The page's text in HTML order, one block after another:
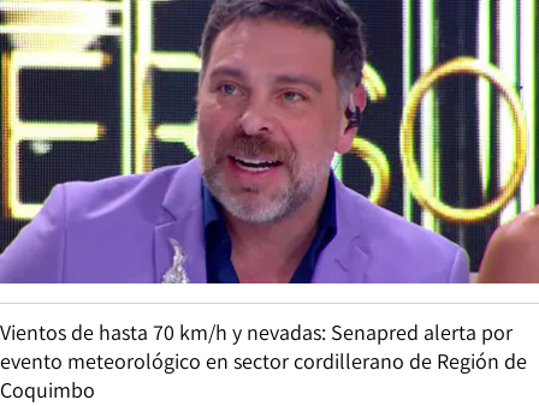
Vientos de hasta 70 km/h y nevadas: Senapred alerta por
evento meteorológico en sector cordillerano de Región de
Coquimbo